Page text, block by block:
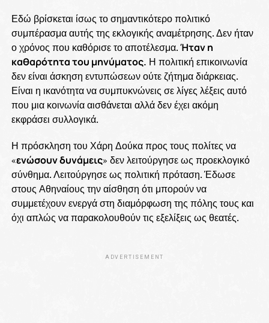
Εδώ βρίσκεται ίσως το σημαντικότερο πολιτικό
συμπέρασμα αυτής της εκλογικής αναμέτρησης. Δεν ήταν
ο χρόνος που καθόρισε το αποτέλεσμα.Ήταν η
καθαρότητα του μηνύματος. Η πολιτική επικοινωνία
δεν είναι άσκηση εντυπώσεων ούτε ζήτημα διάρκειας.
Είναι η ικανότητα να συμπυκνώνεις σε λίγες λέξεις αυτό
που μια κοινωνία αισθάνεται αλλά δεν έχει ακόμη
εκφράσει συλλογικά.
Η πρόσκληση του Χάρη Δούκα προς τους πολίτες να
«ενώσουν δυνάμεις» δεν λειτούργησε ως προεκλογικό
σύνθημα. Λειτούργησε ως πολιτική πρόταση. Έδωσε
στους Αθηναίους την αίσθηση ότι μπορούν να
συμμετέχουν ενεργά στη διαμόρφωση της πόλης τους και
όχι απλώς να παρακολουθούν τις εξελίξεις ως θεατές.
ADVERTISEMENT